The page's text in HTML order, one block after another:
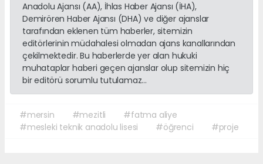
Anadolu Ajansı (AA), İhlas Haber Ajansı (İHA),
Demirören Haber Ajansı (DHA) ve diğer ajanslar
tarafından eklenen tüm haberler, sitemizin
editörlerinin müdahalesi olmadan ajans kanallarından
çekilmektedir. Bu haberlerde yer alan hukuki
muhataplar haberi geçen ajanslar olup sitemizin hiç
bir editörü sorumlu tutulamaz...
#mersin #mezitli
#fatma aliye
#mesleki teknik anadolu lisesi
#öğrenci #proje